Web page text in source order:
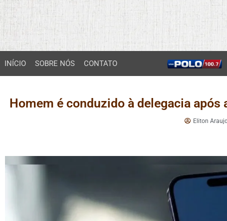
INÍCIO SOBRE NÓS CONTATO
Homem é conduzido à delegacia
Eliton